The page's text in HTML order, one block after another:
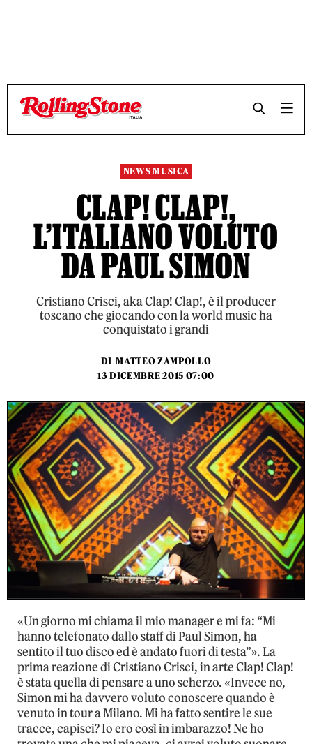
TEMPO DI LETTURA 3 MINUTI SHARE
TEMPO DI LETTURA 3 MINUTI SHARE
NEWS MUSICA
CLAP! CLAP!,
L’ITALIANO VOLUTO
DA PAUL SIMON
Cristiano Crisci, aka Clap! Clap!, è il producer
toscano che giocando con la world music ha
conquistato i grandi
DI MATTEO ZAMPOLLO
13 DICEMBRE 2015 07:00
«Un giorno mi chiama il mio manager e mi fa: “Mi
hanno telefonato dallo staff di Paul Simon, ha
sentito il tuo disco ed è andato fuori di testa”». La
prima reazione di Cristiano Crisci, in arte Clap! Clap!
è stata quella di pensare a uno scherzo. «Invece no,
Simon mi ha davvero voluto conoscere quando è
venuto in tour a Milano. Mi ha fatto sentire le sue
tracce, capisci? Io ero così in imbarazzo! Ne ho